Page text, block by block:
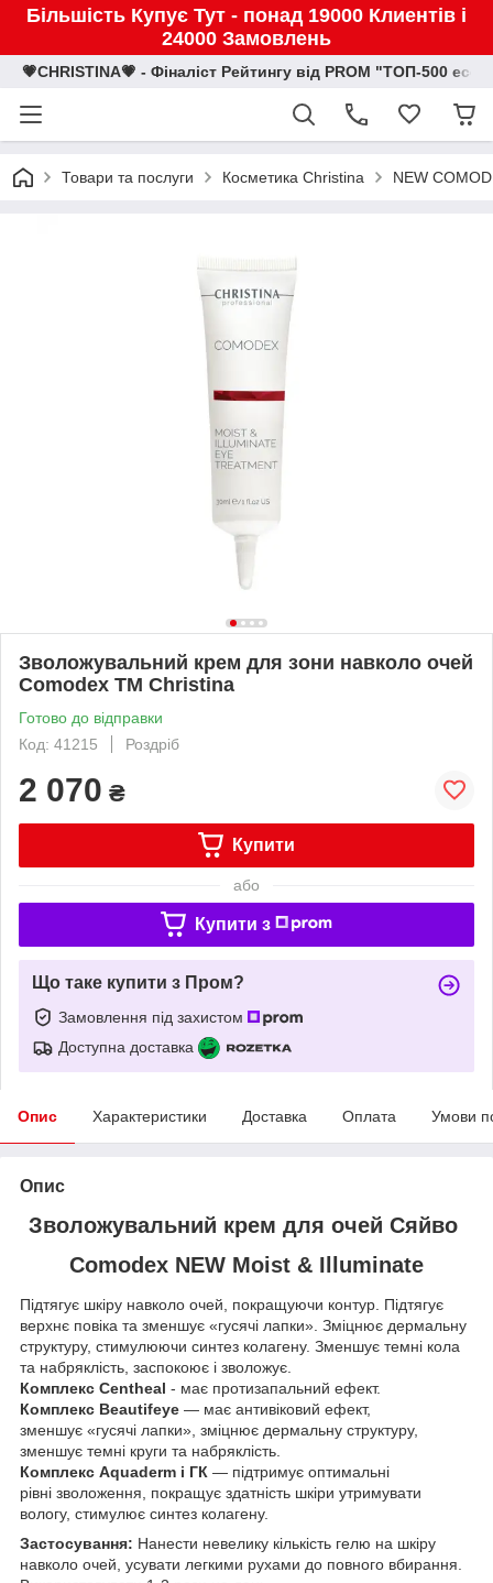
Більшість Купує Тут - понад 19000 Клиентів і
24000 Замовлень
💗CHRISTINA💗 - Фіналіст Рейтингу від PROM "ТОП-500
Товари та послуги Косметика Christina NEW
Зволожувальний крем для зони навколо очей
Comodex TM Christina
Готово до відправки
Код: 41215
Роздріб
2 070 ₴
Купити
або
Купити з
Що таке купити з Пром?
Замовлення під захистом
Доступна доставка
Опис Характеристики Доставка Оплата Умови
Опис
Зволожувальний крем для очей Сяйво
Comodex NEW Moist & Illuminate
Підтягує шкіру навколо очей, покращуючи контур. Підтягує
верхнє повіка та зменшує «гусячі лапки». Зміцнює дермальну
структуру, стимулюючи синтез колагену. Зменшує темні кола
та набряклість, заспокоює і зволожує.
Комплекс Centheal - має протизапальний ефект.
Комплекс Beautifeye — має антивіковий ефект,
зменшує «гусячі лапки», зміцнює дермальну структуру,
зменшує темні круги та набряклість.
Комплекс Aquaderm і ГК — підтримує оптимальні
рівні зволоження, покращує здатність шкіри утримувати
вологу, стимулює синтез колагену.
Застосування: Нанести невелику кількість гелю на шкіру
навколо очей, усувати легкими рухами до повного вбирання.